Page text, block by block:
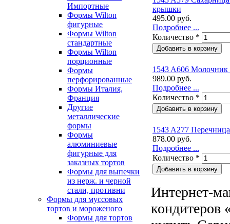
Импортные
Формы Wilton
фигурные
Формы Wilton
стандартные
Формы Wilton
порционные
Формы
перфорированные
Формы Италия,
Франция
Другие
металлические
формы
Формы
алюминиевые
фигурные для
заказных тортов
Формы для выпечки
из нерж. и черной
стали, противни
Формы для муссовых
тортов и мороженого
Формы для тортов
крышки
495.00 руб.
Подробнее ...
Количество *
1543 A606
989.00 руб.
Подробнее ...
Количество *
1543 A277
878.00 руб.
Подробнее ...
Количество *
Интернет-
кондитеров